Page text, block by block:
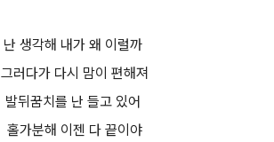
난 생각해 내가 왜 이럴까
그러다가 다시 맘이 편해져
발뒤꿈치를 난 들고 있어
홀가분해 이젠 다 끝이야